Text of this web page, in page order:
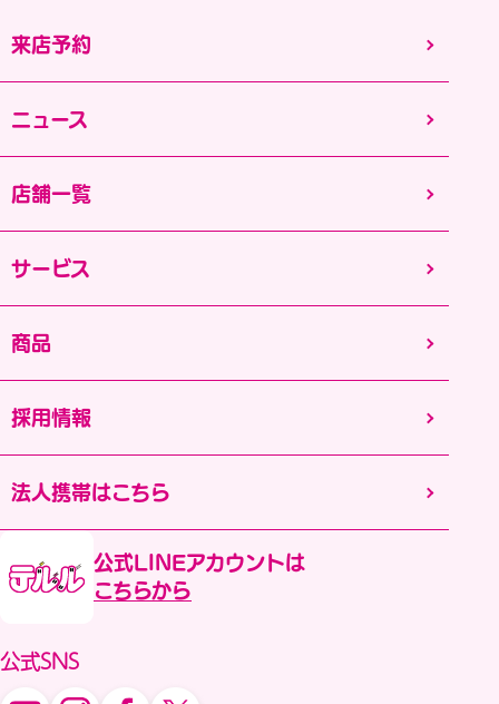
来店予約
ニュース
店舗一覧
サービス
商品
採用情報
法人携帯はこちら
公式LINEアカウントは
こちらから
公式SNS